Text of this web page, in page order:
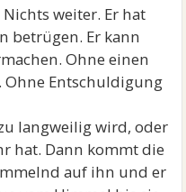
weiter. Er hat
betrügen. Er kann
Ohne einen
Ohne Entschuldigung
langweilig wird, oder
hat. Dann kommt die
auf ihn und er